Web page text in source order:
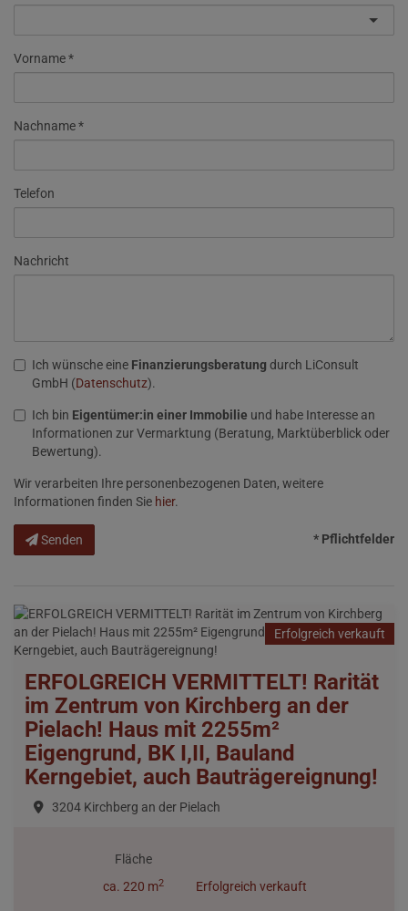
Vorname
Nachname
Telefon
Nachricht
Ich wünsche eine Finanzierungsberatung durch LiConsult
GmbH (Datenschutz).
Ich bin Eigentümer:in einer Immobilie und habe Interesse an
Informationen zur Vermarktung (Beratung, Marktüberblick oder
Bewertung).
Wir verarbeiten Ihre personenbezogenen Daten, weitere
Informationen finden Sie hier.
Senden * Pflichtfelder
Erfolgreich verkauft
ERFOLGREICH VERMITTELT! Rarität
im Zentrum von Kirchberg an der
Pielach! Haus mit 2255m²
Eigengrund, BK I,II, Bauland
Kerngebiet, auch Bauträgereignung!
3204 Kirchberg an der Pielach
Fläche
ca. 220 m2 Erfolgreich verkauft